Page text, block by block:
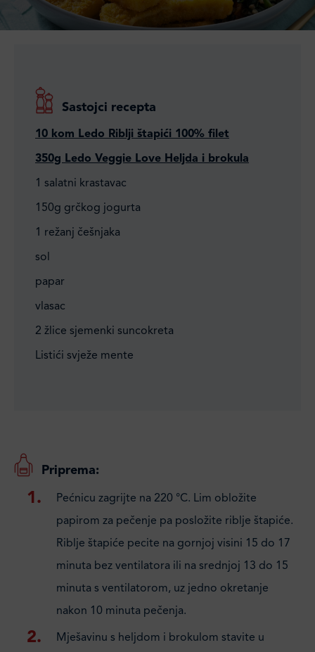
Sastojci recepta
10 kom Ledo Riblji štapići 100% filet
350g Ledo Veggie Love Heljda i brokula
1 salatni krastavac
150g grčkog jogurta
1 režanj češnjaka
sol
papar
vlasac
2 žlice sjemenki suncokreta
Listići svježe mente
Priprema:
Pećnicu zagrijte na 220 °C. Lim obložite
papirom za pečenje pa posložite riblje štapiće.
Riblje štapiće pecite na gornjoj visini 15 do 17
minuta bez ventilatora ili na srednjoj 13 do 15
minuta s ventilatorom, uz jedno okretanje
nakon 10 minuta pečenja.
Mješavinu s heljdom i brokulom stavite u